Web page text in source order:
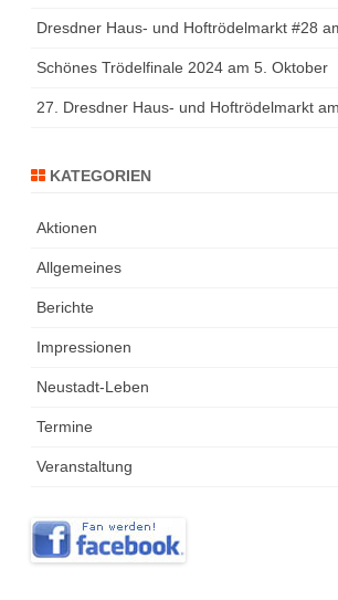
Dresdner Haus- und Hoftrödelmarkt #28
Schönes Trödelfinale 2024 am 5. Oktober
27. Dresdner Haus- und Hoftrödelmarkt
KATEGORIEN
Aktionen
Allgemeines
Berichte
Impressionen
Neustadt-Leben
Termine
Veranstaltung